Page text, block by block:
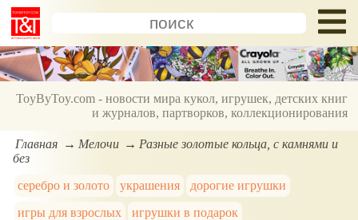
ToyByToy.com - новости мира кукол, игрушек, детских книг
и журналов, партворков, коллекционирования
Главная Мелочи
Разные золотые кольца, с камнями и
без
серебро и золото
украшения
дорогие игрушки
игры для взрослых
игрушки в подарок